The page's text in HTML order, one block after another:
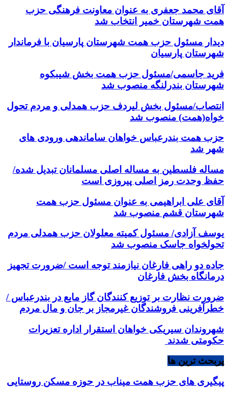
آقای محمد جعفری به عنوان معاونت فرهنگی حزب
همت شهرستان خمیر انتخاب شد
دیدار مسئول حزب همت شهرستان پارسیان با فرماندار
شهرستان پارسیان
فرید جاسمی/مسئول حزب همت بخش شیبکوه
شهرستان بندرلنگه منصوب شد
انتصاب/مسئول بخش لیردف حزب همدلی و مردم تحول
خواه(همت) منصوب شد
حزب همت بندرعباس خواهان ساماندهی ورودی های
شهر شد
مساله فلسطین به مساله اصلی مسلمانان تبدیل شده/
حفظ وحدت رمز اصلی پیروزی است
آقای علی ابراهیمی به عنوان مسئول حزب همت
شهرستان قشم منصوب شد
یوسف آزادی/ مسئول کمیته معلولان حزب همدلی مردم
تحولخواه جاسک منصوب شد
جاده دو راهی فارغان نیازمند توجه است /ضرورت تجهیز
درمانگاه بخش فارغان
ضرورت نظارت بر توزیع کنندگان گاز مایع در بندرعباس /
خطرآفرینی فروشندگان غیرمجاز بر جان و مال مردم
شهروندان سیریکی خواهان استقرار اداره تعزیرات
حکومتی شدند
پربحث ترین ها
پیگیری های حزب همت میناب در حوزه مسکن روستایی